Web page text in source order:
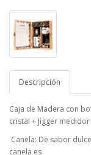
Descripción
Caja de Madera con
cristal + Jigger
 Canela: De sabor
canela es